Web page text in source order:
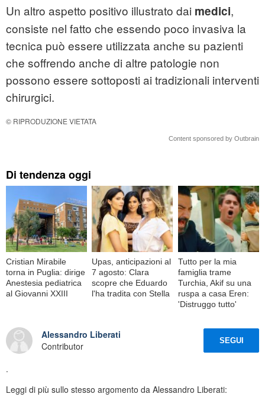
Un altro aspetto positivo illustrato dai medici,
consiste nel fatto che essendo poco invasiva la
tecnica può essere utilizzata anche su pazienti
che soffrendo anche di altre patologie non
possono essere sottoposti ai tradizionali interventi
chirurgici.
© RIPRODUZIONE VIETATA
Content sponsored by Outbrain
Di tendenza oggi
Cristian Mirabile
torna in Puglia: dirige
Anestesia pediatrica
al Giovanni XXIII
Upas, anticipazioni al
7 agosto: Clara
scopre che Eduardo
l'ha tradita con Stella
Tutto per la mia
famiglia trame
Turchia, Akif su una
ruspa a casa Eren:
'Distruggo tutto'
Alessandro Liberati
Contributor
SEGUI
.
Leggi di più sullo stesso argomento da Alessandro Liberati: